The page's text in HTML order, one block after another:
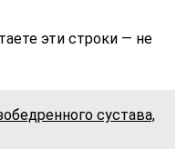
эти строки — не
сустава,